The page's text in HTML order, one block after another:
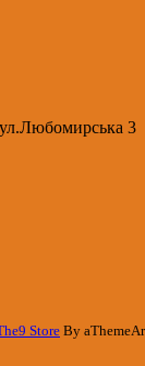
3
Store By